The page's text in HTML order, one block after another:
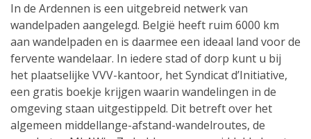
In de Ardennen is een uitgebreid netwerk van
wandelpaden aangelegd. België heeft ruim 6000 km
aan wandelpaden en is daarmee een ideaal land voor de
fervente wandelaar. In iedere stad of dorp kunt u bij
het plaatselijke VVV-kantoor, het Syndicat d’Initiative,
een gratis boekje krijgen waarin wandelingen in de
omgeving staan uitgestippeld. Dit betreft over het
algemeen middellange-afstand-wandelroutes, de